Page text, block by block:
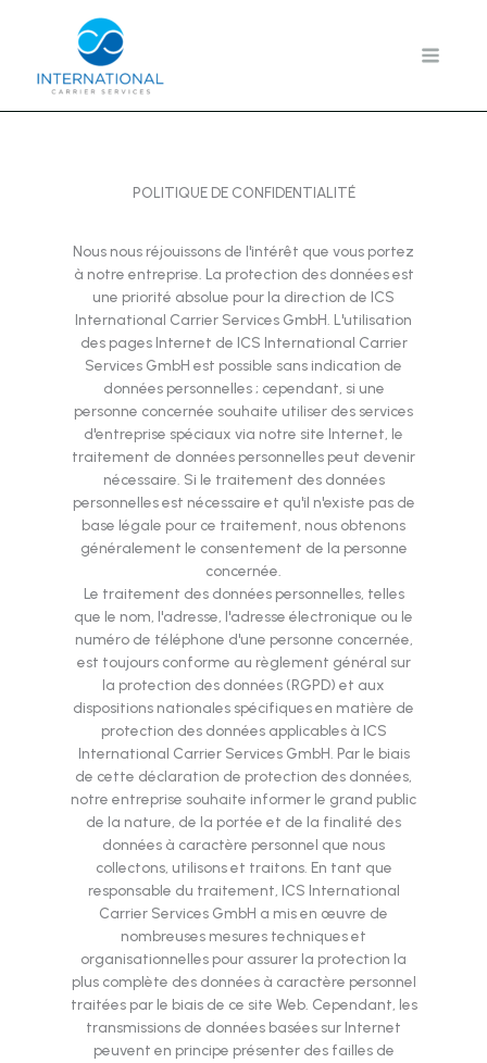
POLITIQUE DE CONFIDENTIALITÉ
Nous nous réjouissons de l'intérêt que vous portez
à notre entreprise. La protection des données est
une priorité absolue pour la direction de ICS
International Carrier Services GmbH. L'utilisation
des pages Internet de ICS International Carrier
Services GmbH est possible sans indication de
données personnelles ; cependant, si une
personne concernée souhaite utiliser des services
d'entreprise spéciaux via notre site Internet, le
traitement de données personnelles peut devenir
nécessaire. Si le traitement des données
personnelles est nécessaire et qu'il n'existe pas de
base légale pour ce traitement, nous obtenons
généralement le consentement de la personne
concernée.
Le traitement des données personnelles, telles
que le nom, l'adresse, l'adresse électronique ou le
numéro de téléphone d'une personne concernée,
est toujours conforme au règlement général sur
la protection des données (RGPD) et aux
dispositions nationales spécifiques en matière de
protection des données applicables à ICS
International Carrier Services GmbH. Par le biais
de cette déclaration de protection des données,
notre entreprise souhaite informer le grand public
de la nature, de la portée et de la finalité des
données à caractère personnel que nous
collectons, utilisons et traitons. En tant que
responsable du traitement, ICS International
Carrier Services GmbH a mis en œuvre de
nombreuses mesures techniques et
organisationnelles pour assurer la protection la
plus complète des données à caractère personnel
traitées par le biais de ce site Web. Cependant, les
transmissions de données basées sur Internet
peuvent en principe présenter des failles de